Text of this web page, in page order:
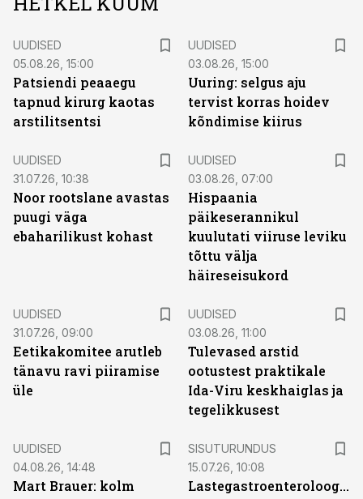
UUDISED
05.08.26, 15:00
Patsiendi peaaegu
tapnud kirurg kaotas
arstilitsentsi
UUDISED
03.08.26, 15:00
Uuring: selgus aju
tervist korras hoidev
kõndimise kiirus
UUDISED
31.07.26, 10:38
Noor rootslane avastas
puugi väga
ebaharilikust kohast
UUDISED
03.08.26, 07:00
Hispaania
päikeserannikul
kuulutati viiruse leviku
tõttu välja
häireseisukord
UUDISED
31.07.26, 09:00
Eetikakomitee arutleb
tänavu ravi piiramise
üle
UUDISED
03.08.26, 11:00
Tulevased arstid
ootustest praktikale
Ida-Viru keskhaiglas ja
tegelikkusest
UUDISED
04.08.26, 14:48
Mart Brauer: kolm
SISUTURUNDUS
15.07.26, 10:08
Lastegastroenteroloogide